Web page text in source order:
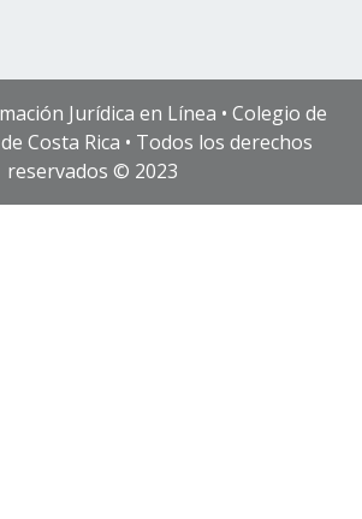
Jurídica en Línea • Colegio de
Costa Rica • Todos los derechos
reservados © 2023